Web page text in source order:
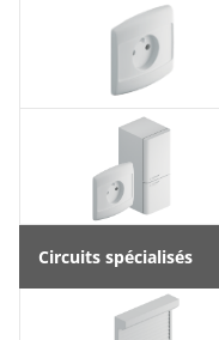
Circuits spécialisés